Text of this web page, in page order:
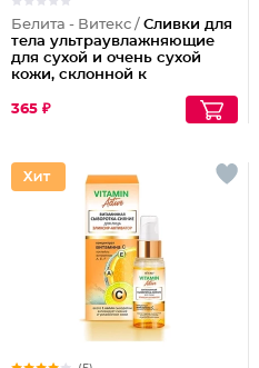
Белита - Витекс / Сливки для
тела ультраувлажняющие
для сухой и очень сухой
кожи, склонной к
Panthenol Urea
365 ₽